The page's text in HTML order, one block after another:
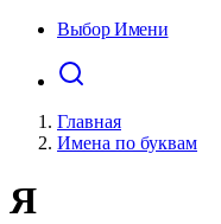
Выбор Имени
Главная
Имена по буквам
Я